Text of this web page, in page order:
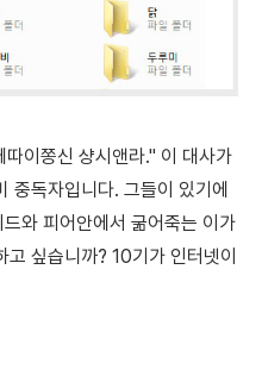
이쫑신 샹시앤라." 이 대사가
중독자입니다. 그들이 있기에
와 피어안에서 굶어죽는 이가
싶습니까? 10기가 인터넷이